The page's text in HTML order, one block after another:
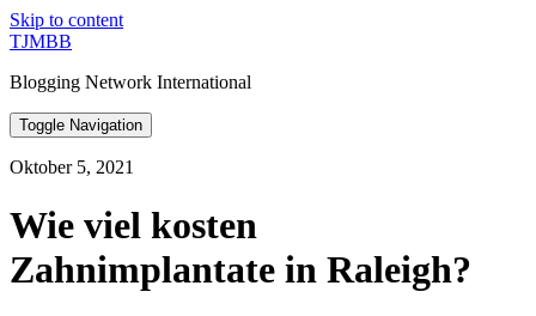
Skip to content
TJMBB
Blogging Network International
Toggle Navigation
Oktober 5, 2021
Wie viel kosten
Zahnimplantate in Raleigh?